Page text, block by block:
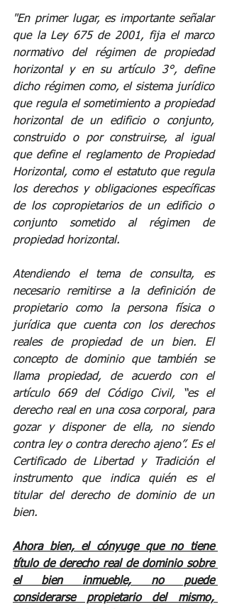
"En primer lugar, es importante señalar
que la Ley 675 de 2001, fija el marco
normativo del régimen de propiedad
horizontal y en su artículo 3°, define
dicho régimen como, el sistema jurídico
que regula el sometimiento a propiedad
horizontal de un edificio o conjunto,
construido o por construirse, al igual
que define el reglamento de Propiedad
Horizontal, como el estatuto que regula
los derechos y obligaciones específicas
de los copropietarios de un edificio o
conjunto sometido al régimen de
propiedad horizontal.
Atendiendo el tema de consulta, es
necesario remitirse a la definición de
propietario como la persona física o
jurídica que cuenta con los derechos
reales de propiedad de un bien. El
concepto de dominio que también se
llama propiedad, de acuerdo con el
artículo 669 del Código Civil, “es el
derecho real en una cosa corporal, para
gozar y disponer de ella, no siendo
contra ley o contra derecho ajeno”. Es el
Certificado de Libertad y Tradición el
instrumento que indica quién es el
titular del derecho de dominio de un
bien.
Ahora bien, el cónyuge que no tiene
título de derecho real de dominio sobre
el bien inmueble, no puede
considerarse propietario del mismo,